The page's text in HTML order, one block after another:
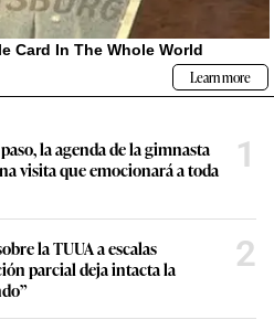
la agenda de la gimnasta
visita que emocionará a toda
1
la TUUA a escalas
parcial deja intacta la
2